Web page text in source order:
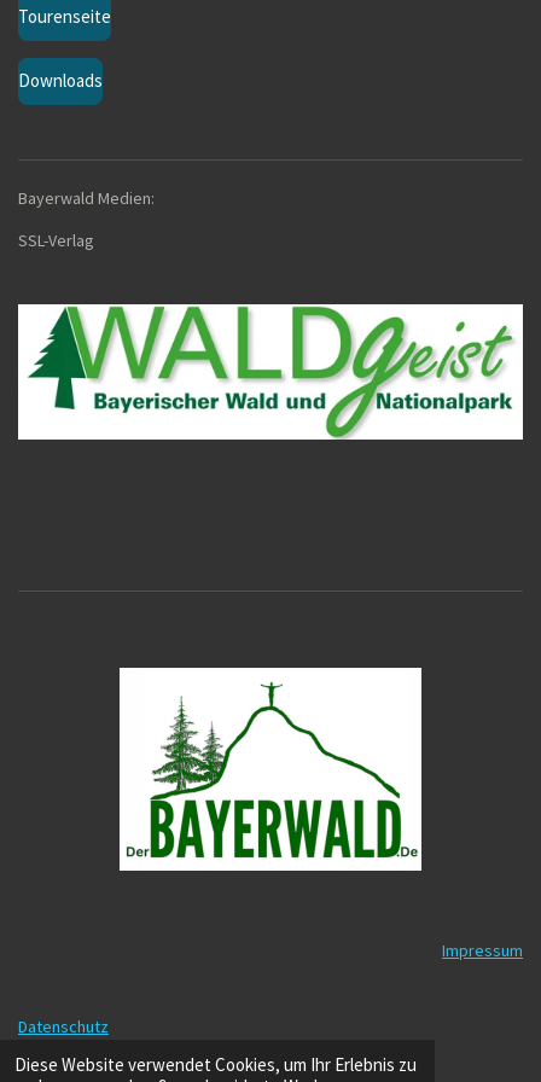
Diese Website verwendet Cookies, um Ihr Erlebnis zu
Tourenseite
Downloads
Bayerwald Medien:
SSL-Verlag
Impressum
Datenschutz